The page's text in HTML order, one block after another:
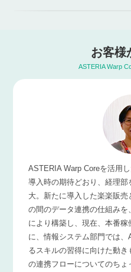
お客様
ASTERIA Warp
ASTERIA Warp Coreを活用
導入時の期待どおり、経理
大。新たに導入した楽楽販
の間のデータ連携の仕組み
により構築し、現在、本番
に、情報システム部門では
るスキルの習得に向けた動
の連携フローについてのち